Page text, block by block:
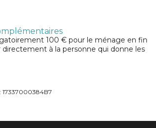
100 € pour le ménage en fin
directement à la personne qui donne les
17337000384B7